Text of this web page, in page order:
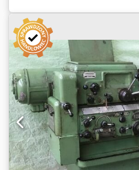
produkcji nieznany.
już zmodernizowana o
Nd Hmex Aczsr W
dodatkowych informacji
telefoniczny.